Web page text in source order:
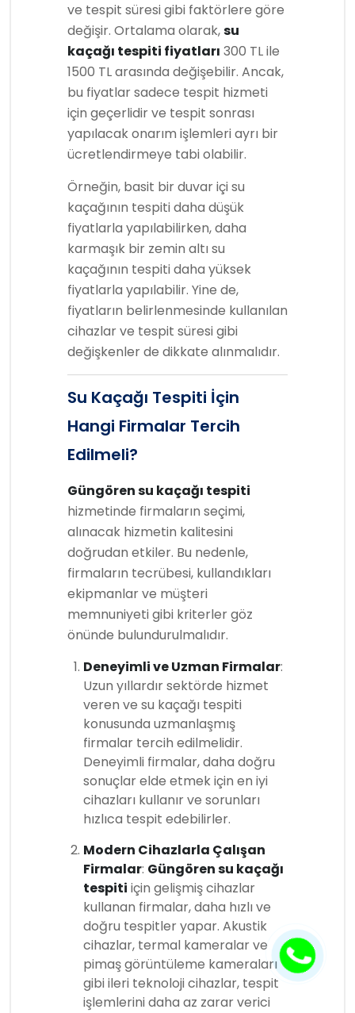
ve tespit süresi gibi faktörlere göre
değişir. Ortalama olarak,su
kaçağı tespiti fiyatları 300 TL ile
1500 TL arasında değişebilir. Ancak,
bu fiyatlar sadece tespit hizmeti
için geçerlidir ve tespit sonrası
yapılacak onarım işlemleri ayrı bir
ücretlendirmeye tabi olabilir.
Örneğin, basit bir duvar içi su
kaçağının tespiti daha düşük
fiyatlarla yapılabilirken, daha
karmaşık bir zemin altı su
kaçağının tespiti daha yüksek
fiyatlarla yapılabilir. Yine de,
fiyatların belirlenmesinde kullanılan
cihazlar ve tespit süresi gibi
değişkenler de dikkate alınmalıdır.
Su Kaçağı Tespiti İçin
Hangi Firmalar Tercih
Edilmeli?
Güngören su kaçağı tespiti
hizmetinde firmaların seçimi,
alınacak hizmetin kalitesini
doğrudan etkiler. Bu nedenle,
firmaların tecrübesi, kullandıkları
ekipmanlar ve müşteri
memnuniyeti gibi kriterler göz
önünde bulundurulmalıdır.
Deneyimli ve Uzman Firmalar:
Uzun yıllardır sektörde hizmet
veren ve su kaçağı tespiti
konusunda uzmanlaşmış
firmalar tercih edilmelidir.
Deneyimli firmalar, daha doğru
sonuçlar elde etmek için en iyi
cihazları kullanır ve sorunları
hızlıca tespit edebilirler.
Modern Cihazlarla Çalışan
Firmalar: Güngören su kaçağı
tespiti için gelişmiş cihazlar
kullanan firmalar, daha hızlı ve
doğru tespitler yapar. Akustik
cihazlar, termal kameralar ve
pimaş görüntüleme kameraları
gibi ileri teknoloji cihazlar, tespit
işlemlerini daha az zarar verici